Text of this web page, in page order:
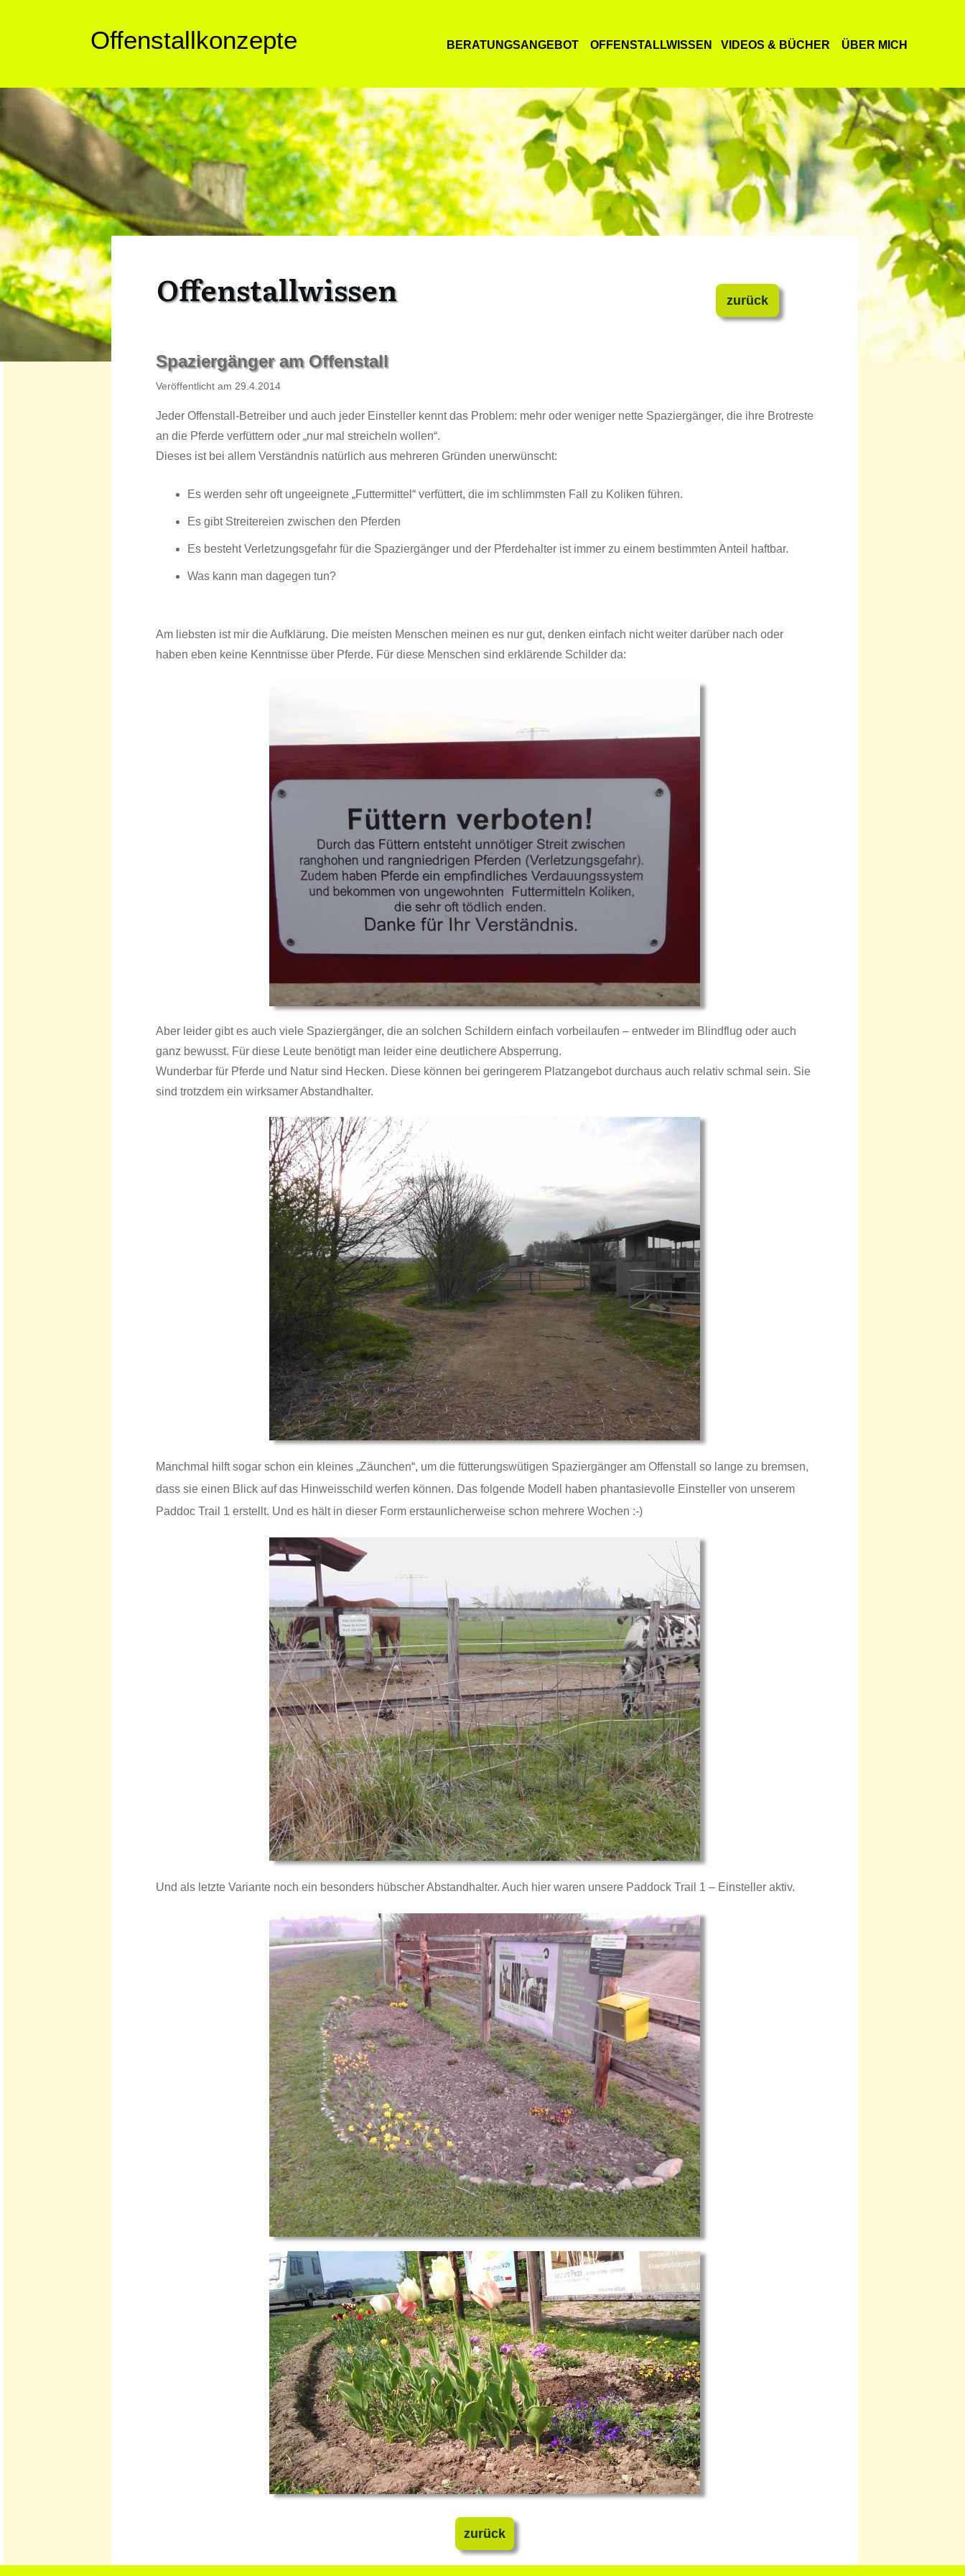
Offenstallkonzepte BERATUNGSANGEBOT OFFENSTALLWISSEN VIDEOS & BÜCHER ÜBER MICH
Offenstallwissen zurück
​​​Spaziergänger am Offenstall
​Veröffentlicht am ​​​2​​9.​4.201​​​​4
Jeder Offenstall-Betreiber und auch jeder Einsteller kennt das Problem: mehr oder weniger nette Spaziergänger, die ihre Brotreste
an die Pferde verfüttern oder „nur mal streicheln wollen“.
Dieses ist bei allem Verständnis natürlich aus mehreren Gründen unerwünscht:
Es werden sehr oft ungeeignete „Futtermittel“ verfüttert, die im schlimmsten Fall zu Koliken führen.
Es gibt Streitereien zwischen den Pferden
Es besteht Verletzungsgefahr für die Spaziergänger und der Pferdehalter ist immer zu einem bestimmten Anteil haftbar.
Was kann man dagegen tun?
Am liebsten ist mir die Aufklärung. Die meisten Menschen meinen es nur gut, denken einfach nicht weiter darüber nach oder
haben eben keine Kenntnisse über Pferde. Für diese Menschen sind erklärende Schilder da:
Aber leider gibt es auch viele Spaziergänger, die an solchen Schildern einfach vorbeilaufen – entweder im Blindflug oder auch
ganz bewusst. Für diese Leute benötigt man leider eine deutlichere Absperrung.
Wunderbar für Pferde und Natur sind Hecken. Diese können bei geringerem Platzangebot durchaus auch relativ schmal sein. Sie
sind trotzdem ein wirksamer Abstandhalter.
Manchmal hilft sogar schon ein kleines „Zäunchen“, um die fütterungswütigen Spaziergänger am Offenstall so lange zu bremsen,
dass sie einen Blick auf das Hinweisschild werfen können. Das folgende Modell haben phantasievolle Einsteller von unserem
Paddoc Trail 1 erstellt. Und es hält in dieser Form erstaunlicherweise schon mehrere Wochen :-)
Und als letzte Variante noch ein besonders hübscher Abstandhalter. Auch hier waren unsere Paddock Trail 1 – Einsteller aktiv.
zurück